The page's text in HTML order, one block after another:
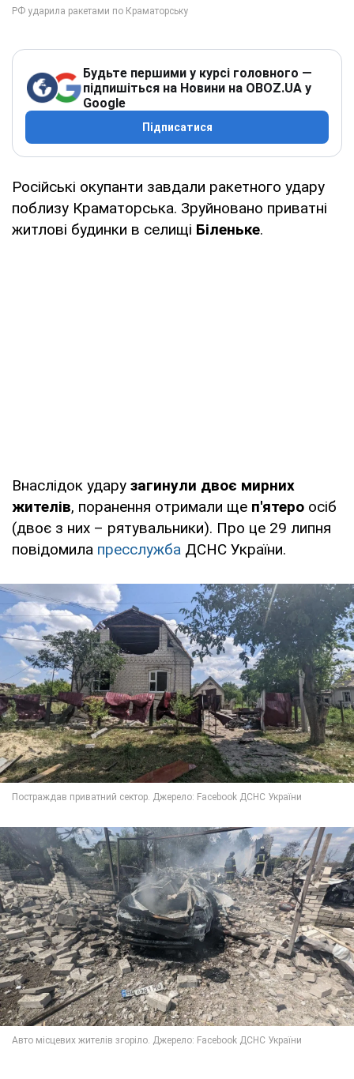
Будьте першими у курсі головного —
підпишіться на Новини на OBOZ.UA у
Google
Підписатися
Російські окупанти завдали ракетного удару
поблизу Краматорська. Зруйновано приватні
житлові будинки в селищі Біленьке.
Внаслідок удару загинули двоє мирних
жителів, поранення отримали ще п'ятеро осіб
(двоє з них – рятувальники). Про це 29 липня
повідомила пресслужба ДСНС України.